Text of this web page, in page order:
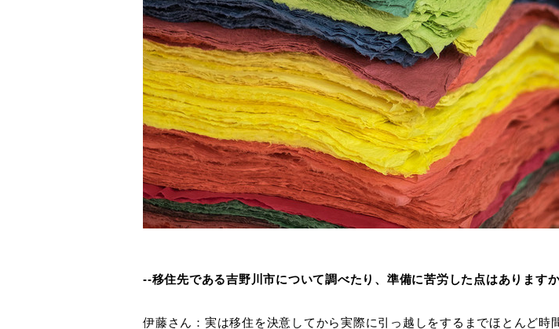
--移住先である吉野川市について調べたり、準備に苦労した点はありますか
伊藤さん：実は移住を決意してから実際に引っ越しをするまでほとんど